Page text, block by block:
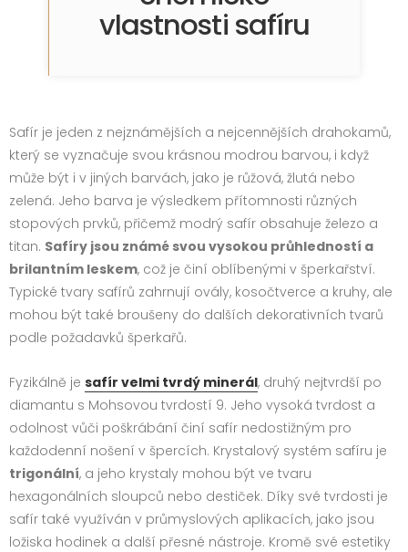
vlastnosti safíru
Safír je jeden z nejznámějších a nejcennějších drahokamů,
který se vyznačuje svou krásnou modrou barvou, i když
může být i v jiných barvách, jako je růžová, žlutá nebo
zelená. Jeho barva je výsledkem přítomnosti různých
stopových prvků, přičemž modrý safír obsahuje železo a
titan. Safíry jsou známé svou vysokou průhledností a
brilantním leskem, což je činí oblíbenými v šperkařství.
Typické tvary safírů zahrnují ovály, kosočtverce a kruhy, ale
mohou být také broušeny do dalších dekorativních tvarů
podle požadavků šperkařů.
Fyzikálně je safír velmi tvrdý minerál, druhý nejtvrdší po
diamantu s Mohsovou tvrdostí 9. Jeho vysoká tvrdost a
odolnost vůči poškrábání činí safír nedostižným pro
každodenní nošení v špercích. Krystalový systém safíru je
trigonální, a jeho krystaly mohou být ve tvaru
hexagonálních sloupců nebo destiček. Díky své tvrdosti je
safír také využíván v průmyslových aplikacích, jako jsou
ložiska hodinek a další přesné nástroje. Kromě své estetiky